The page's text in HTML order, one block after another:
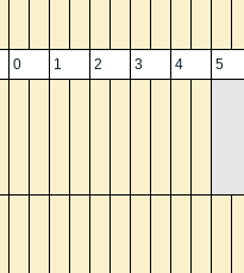
0 1 2 3 4 5